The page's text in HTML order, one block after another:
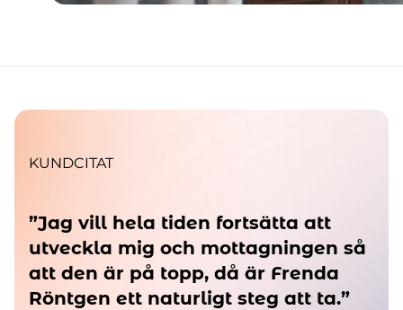
KUNDCITAT
”Jag vill hela tiden fortsätta att
utveckla mig och mottagningen så
att den är på topp, då är Frenda
Röntgen ett naturligt steg att ta.”